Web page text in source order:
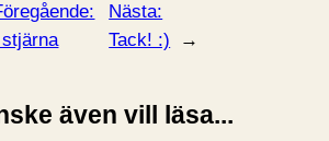
stjärna
Nästa:
Tack! :)
→
även vill läsa...